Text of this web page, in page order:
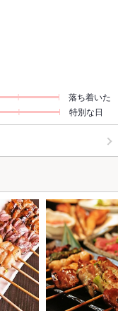
落ち着いた
特別な日